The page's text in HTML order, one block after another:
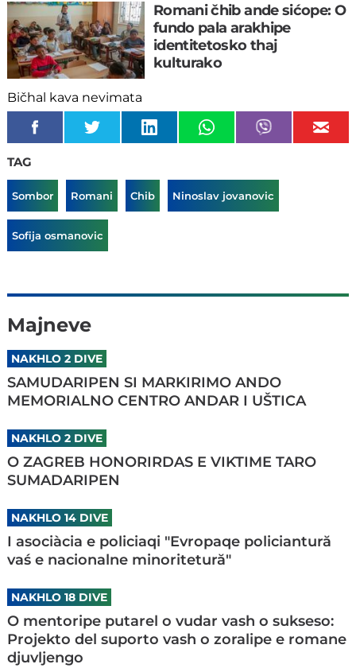
Romani čhib ande sićope: O
fundo pala arakhipe
identitetosko thaj
kulturako
Bičhal kava nevimata
TAG
Sombor Romani Chib Ninoslav jovanovic
Sofija osmanovic
Majneve
NAKHLO 2 DIVE
SAMUDARIPEN SI MARKIRIMO ANDO
MEMORIALNO CENTRO ANDAR I UŠTICA
NAKHLO 2 DIVE
O ZAGREB HONORIRDAS E VIKTIME TARO
SUMADARIPEN
NAKHLO 14 DIVE
I asociàcia e policiaqi "Evropaqe policiantură
vaś e nacionalne minoritetură"
NAKHLO 18 DIVE
O mentoripe putarel o vudar vash o sukseso:
Projekto del suporto vash o zoralipe e romane
djuvljengo